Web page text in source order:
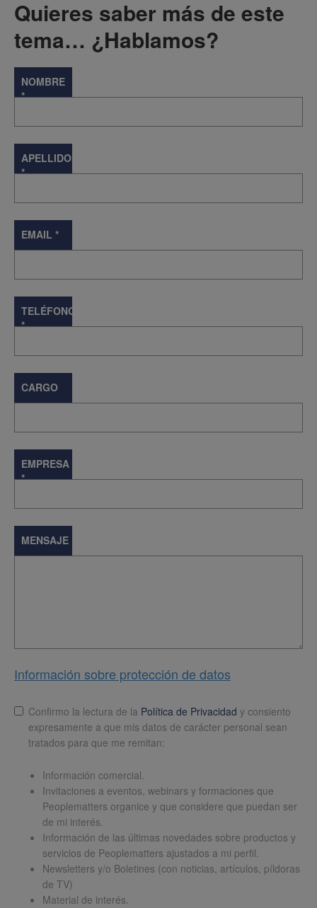
Quieres saber más de este
tema… ¿Hablamos?
NOMBRE
*
APELLIDOS
*
EMAIL *
TELÉFONO
*
CARGO
EMPRESA
*
MENSAJE
Información sobre protección de datos
LopdConfirmo la lectura de la Política de Privacidad y consiento
expresamente a que mis datos de carácter personal sean
tratados para que me remitan:
Información comercial.
Invitaciones a eventos, webinars y formaciones que
Peoplematters organice y que considere que puedan ser
de mi interés.
Información de las últimas novedades sobre productos y
servicios de Peoplematters ajustados a mi perfil.
Newsletters y/o Boletines (con noticias, artículos, píldoras
de TV)
Material de interés.